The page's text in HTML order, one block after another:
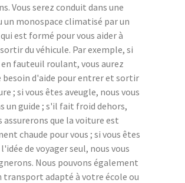
Vous serez conduit dans une
un monospace climatisé par un
est formé pour vous aider à
du véhicule. Par exemple, si
fauteuil roulant, vous aurez
d'aide pour entrer et sortir
; si vous êtes aveugle, nous vous
un guide ; s'il fait froid dehors,
assurerons que la voiture est
chaude pour vous ; si vous êtes
de voyager seul, nous vous
Nous pouvons également
transport adapté à votre école ou